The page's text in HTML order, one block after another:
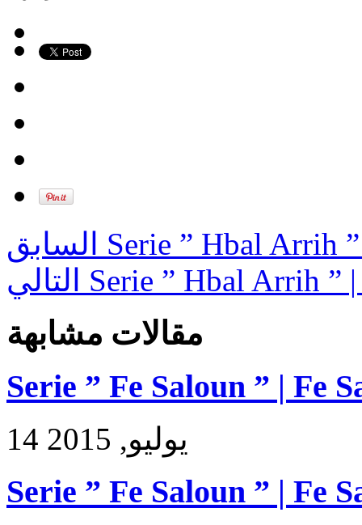
السابق
Serie ” Hbal Arrih
التالي
Serie ” Hbal Arrih ”
مقالات مشابهة
Serie ” Fe Saloun ” | Fe
14 يوليو, 2015
Serie ” Fe Saloun ” | Fe